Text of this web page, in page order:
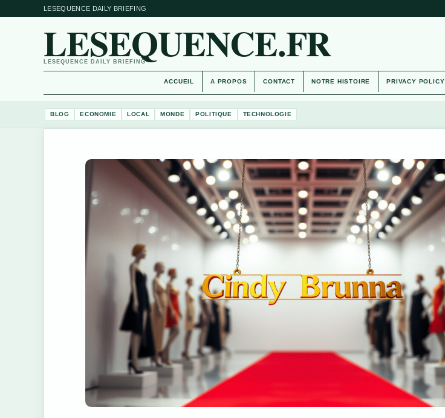
LESEQUENCE DAILY BRIEFING
LESEQUENCE.FR
LESEQUENCE DAILY BRIEFING
ACCUEIL A PROPOS CONTACT NOTRE HISTOIRE PRIVACY POLICY
BLOG ECONOMIE LOCAL MONDE POLITIQUE TECHNOLOGIE